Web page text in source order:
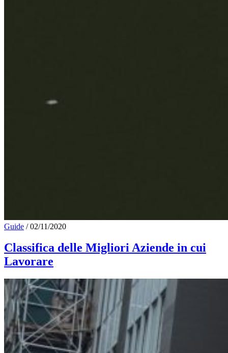
Guide / 02/11/2020
Classifica delle Migliori Aziende in cui
Lavorare